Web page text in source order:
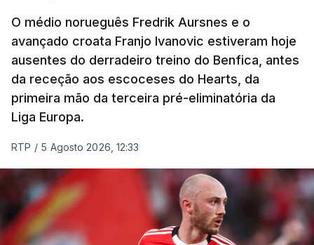
mais rápido, a sete segundos, enquanto o italiano
Luca Giaimi (UAE Emirates) e o russo Artem Nych
(Anicolor-Campicarn), vencedor das últimas duas
edições da Volta, terminaram na quarta e quinta
posições, respetivamente, a nove e 14 segundos.
Na quinta-feira, o pelotão vai percorrer os 157,1
primeira das 10 etapas da 87.ª edição, com duas
contagens de terceira categoria nos derradeiros
50 quilómetros.
O médio norueguês Fredrik Aursnes e o
avançado croata Franjo Ivanovic estiveram hoje
ausentes do derradeiro treino do Benfica, antes
da receção aos escoceses do Hearts, da
primeira mão da terceira pré-eliminatória da
Liga Europa.
RTP / 5 Agosto 2026, 12:33